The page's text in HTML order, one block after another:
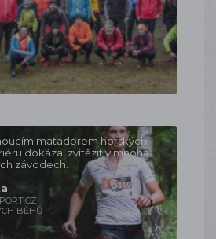
matadorem horských
dokázal zvítězit v mnoha
závodech.
BĚHŮ